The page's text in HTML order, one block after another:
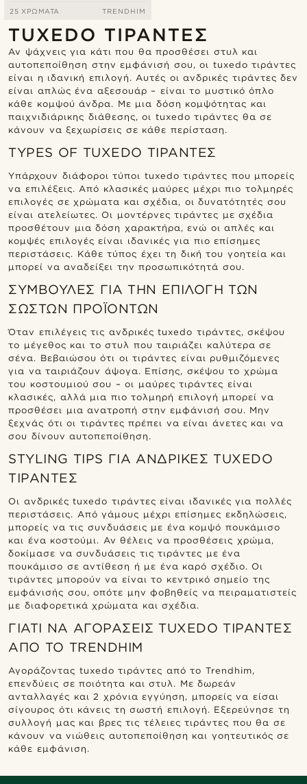
25 ΧΡΏΜΑΤΑ TRENDHIM
TUXEDO ΤΙΡΆΝΤΕΣ
Αν ψάχνεις για κάτι που θα προσθέσει στυλ και
αυτοπεποίθηση στην εμφάνισή σου, οι tuxedo τιράντες
είναι η ιδανική επιλογή. Αυτές οι ανδρικές τιράντες δεν
είναι απλώς ένα αξεσουάρ – είναι το μυστικό όπλο
κάθε κομψού άνδρα. Με μια δόση κομψότητας και
παιχνιδιάρικης διάθεσης, οι tuxedo τιράντες θα σε
κάνουν να ξεχωρίσεις σε κάθε περίσταση.
TYPES OF TUXEDO ΤΙΡΆΝΤΕΣ
Υπάρχουν διάφοροι τύποι tuxedo τιράντες που μπορείς
να επιλέξεις. Από κλασικές μαύρες μέχρι πιο τολμηρές
επιλογές σε χρώματα και σχέδια, οι δυνατότητές σου
είναι ατελείωτες. Οι μοντέρνες τιράντες με σχέδια
προσθέτουν μια δόση χαρακτήρα, ενώ οι απλές και
κομψές επιλογές είναι ιδανικές για πιο επίσημες
περιστάσεις. Κάθε τύπος έχει τη δική του γοητεία και
μπορεί να αναδείξει την προσωπικότητά σου.
ΣΥΜΒΟΥΛΈΣ ΓΙΑ ΤΗΝ ΕΠΙΛΟΓΉ ΤΩΝ
ΣΩΣΤΏΝ ΠΡΟΪΌΝΤΩΝ
Όταν επιλέγεις τις ανδρικές tuxedo τιράντες, σκέψου
το μέγεθος και το στυλ που ταιριάζει καλύτερα σε
σένα. Βεβαιώσου ότι οι τιράντες είναι ρυθμιζόμενες
για να ταιριάζουν άψογα. Επίσης, σκέψου το χρώμα
του κοστουμιού σου – οι μαύρες τιράντες είναι
κλασικές, αλλά μια πιο τολμηρή επιλογή μπορεί να
προσθέσει μια ανατροπή στην εμφάνισή σου. Μην
ξεχνάς ότι οι τιράντες πρέπει να είναι άνετες και να
σου δίνουν αυτοπεποίθηση.
STYLING TIPS ΓΙΑ ΑΝΔΡΙΚΈΣ TUXEDO
ΤΙΡΆΝΤΕΣ
Οι ανδρικές tuxedo τιράντες είναι ιδανικές για πολλές
περιστάσεις. Από γάμους μέχρι επίσημες εκδηλώσεις,
μπορείς να τις συνδυάσεις με ένα κομψό πουκάμισο
και ένα κοστούμι. Αν θέλεις να προσθέσεις χρώμα,
δοκίμασε να συνδυάσεις τις τιράντες με ένα
πουκάμισο σε αντίθεση ή με ένα καρό σχέδιο. Οι
τιράντες μπορούν να είναι το κεντρικό σημείο της
εμφάνισής σου, οπότε μην φοβηθείς να πειραματιστείς
με διαφορετικά χρώματα και σχέδια.
ΓΙΑΤΊ ΝΑ ΑΓΟΡΆΣΕΙΣ TUXEDO ΤΙΡΆΝΤΕΣ
ΑΠΌ ΤΟ TRENDHIM
Αγοράζοντας tuxedo τιράντες από το Trendhim,
επενδύεις σε ποιότητα και στυλ. Με δωρεάν
ανταλλαγές και 2 χρόνια εγγύηση, μπορείς να είσαι
σίγουρος ότι κάνεις τη σωστή επιλογή. Εξερεύνησε τη
συλλογή μας και βρες τις τέλειες τιράντες που θα σε
κάνουν να νιώθεις αυτοπεποίθηση και γοητευτικός σε
κάθε εμφάνιση.